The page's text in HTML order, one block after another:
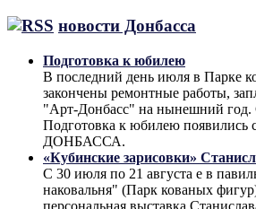
новости Донбасса
Подготовка к юбилею
В последний день июля в Парке
закончены ремонтные работы,
"Арт-Донбасс" на нынешний
Подготовка к юбилею появились
ДОНБАССА.
«Кубинские зарисовки»
С 30 июля по 21 августа е в
наковальня" (Парк кованых
персональная выставка